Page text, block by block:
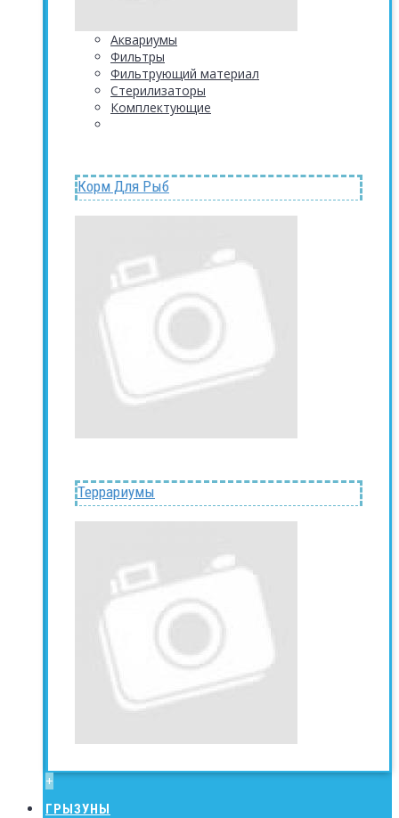
Аквариумы
Фильтры
Фильтрующий материал
Стерилизаторы
Комплектующие
Корм Для Рыб
Террариумы
+
ГРЫЗУНЫ